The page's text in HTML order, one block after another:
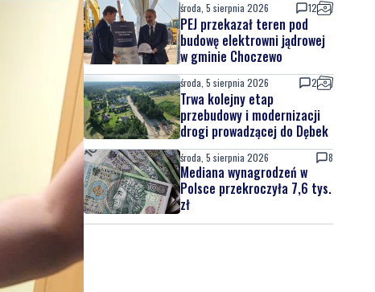
środa, 5 sierpnia 2026 12
PEJ przekazał teren pod
budowę elektrowni jądrowej
w gminie Choczewo
środa, 5 sierpnia 2026 2
Trwa kolejny etap
przebudowy i modernizacji
drogi prowadzącej do Dębek
środa, 5 sierpnia 2026 8
Mediana wynagrodzeń w
Polsce przekroczyła 7,6 tys.
zł